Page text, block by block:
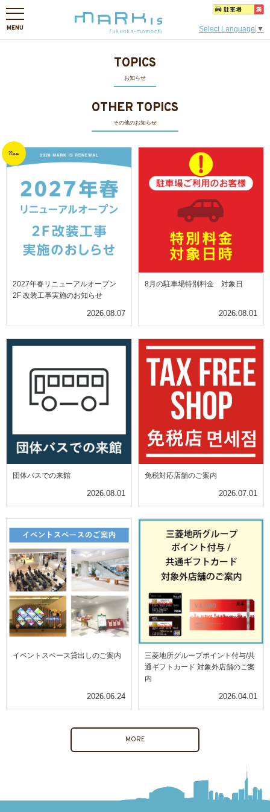
MENU Select Language ▼
TOPICS
お知らせ
OTHER TOPICS
その他のお知らせ
New
2027年春リニューアルオープン
2F 改装工事実施のお知らせ
2026.08.07
8月の駐車場特別料金 対象日
2026.08.01
団体バスでの来館
2026.08.01
免税対応店舗のご案内
2026.07.01
イベントスペース貸出しのご案内
2026.06.24
三菱地所グループポイント付与/共
通ギフトカード 対象外店舗のご案
内
2026.04.01
MORE